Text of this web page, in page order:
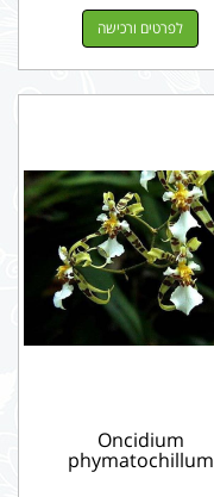
לפרטים ורכישה
Oncidium
phymatochillum